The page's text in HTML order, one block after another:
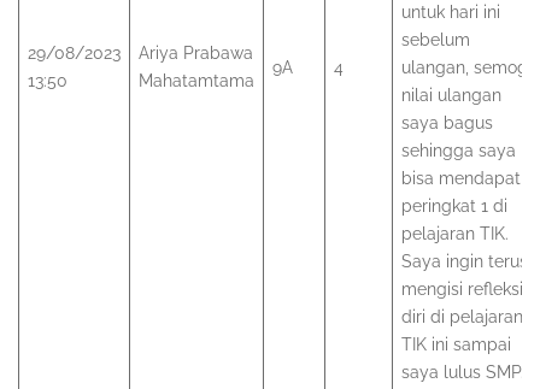
29/08/2023
13:50
Ariya Prabawa
Mahatamtama
9A 4
untuk hari ini
sebelum
ulangan, semoga
nilai ulangan
saya bagus
sehingga saya
bisa mendapat
peringkat 1 di
pelajaran TIK.
Saya ingin terus
mengisi refleksi
diri di pelajaran
TIK ini sampai
saya lulus SMP.